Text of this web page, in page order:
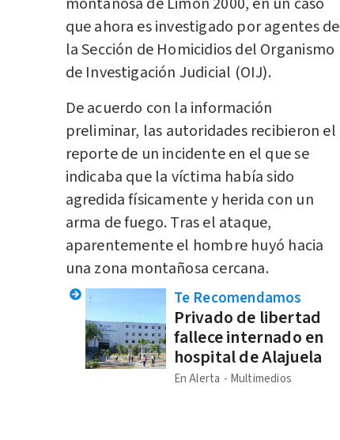
que ahora es investigado por agentes de
la Sección de Homicidios del Organismo
de Investigación Judicial (OIJ).
De acuerdo con la información
preliminar, las autoridades recibieron el
reporte de un incidente en el que se
indicaba que la víctima había sido
agredida físicamente y herida con un
arma de fuego. Tras el ataque,
aparentemente el hombre huyó hacia
una zona montañosa cercana.
Te Recomendamos
Privado de libertad
fallece internado en
hospital de Alajuela
En Alerta Multimedios